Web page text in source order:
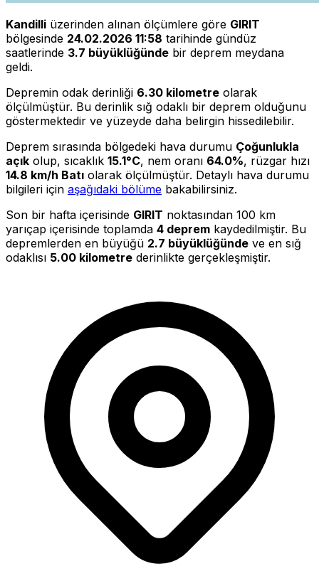
Kandilli üzerinden alınan ölçümlere göre GIRIT
bölgesinde 24.02.2026 11:58 tarihinde gündüz
saatlerinde 3.7 büyüklüğünde bir deprem meydana
geldi.
Depremin odak derinliği 6.30 kilometre olarak
ölçülmüştür. Bu derinlik sığ odaklı bir deprem olduğunu
göstermektedir ve yüzeyde daha belirgin hissedilebilir.
Deprem sırasında bölgedeki hava durumu Çoğunlukla
açık olup, sıcaklık 15.1°C, nem oranı 64.0%, rüzgar hızı
14.8 km/h Batı olarak ölçülmüştür. Detaylı hava durumu
bilgileri için aşağıdaki bölüme bakabilirsiniz.
Son bir hafta içerisinde GIRIT noktasından 100 km
yarıçap içerisinde toplamda 4 deprem kaydedilmiştir. Bu
depremlerden en büyüğü 2.7 büyüklüğünde ve en sığ
odaklısı 5.00 kilometre derinlikte gerçekleşmiştir.